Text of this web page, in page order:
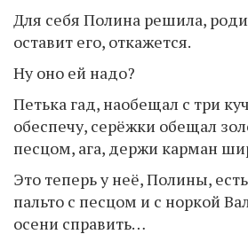
Для себя Полина решила,
оставит его, откажется.
Ну оно ей надо?
Петька гад, наобещал с три
обеспечу, серёжки обещал
песцом, ага, держи карман
Это теперь у неё, Полины,
пальто с песцом и с норкой
осени справить…